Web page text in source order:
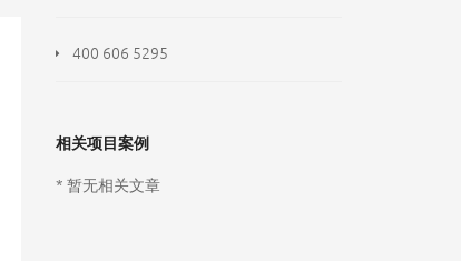
400 606 5295
相关项目案例
* 暂无相关文章